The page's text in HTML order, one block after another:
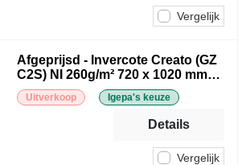
Vergelijk
Afgeprijsd - Invercote Creato (GZ
C2S) NI 260g/m² 720 x 1020 mm
LG 290 µ
Uitverkoop Igepa's keuze
Vergelijk
Details